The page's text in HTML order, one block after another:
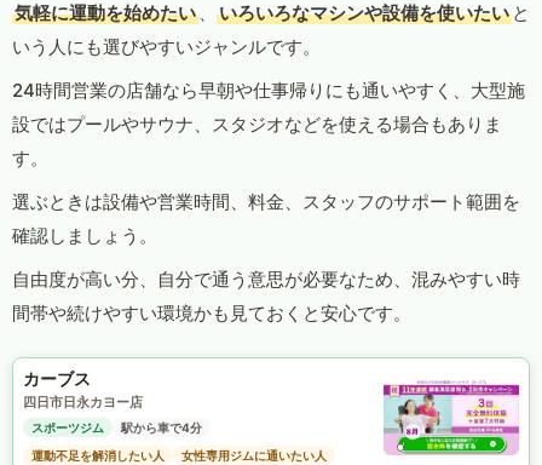
気軽に運動を始めたい 、 いろいろなマシンや設備を使いたい と
いう人にも選びやすいジャンルです。
24時間営業の店舗なら早朝や仕事帰りにも通いやすく、大型施
設ではプールやサウナ、スタジオなどを使える場合もありま
す。
選ぶときは設備や営業時間、料金、スタッフのサポート範囲を
確認しましょう。
自由度が高い分、自分で通う意思が必要なため、混みやすい時
間帯や続けやすい環境かも見ておくと安心です。
カーブス
四日市日永カヨー店
スポーツジム
駅から車で4分
運動不足を解消したい人
女性専用ジムに通いたい人